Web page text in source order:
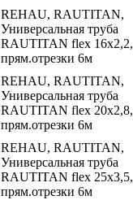
REHAU, RAUTITAN,
Универсальная труба
RAUTITAN flex 16x2,2,
прям.отрезки 6м
REHAU, RAUTITAN,
Универсальная труба
RAUTITAN flex 20x2,8,
прям.отрезки 6м
REHAU, RAUTITAN,
Универсальная труба
RAUTITAN flex 25x3,5,
прям.отрезки 6м